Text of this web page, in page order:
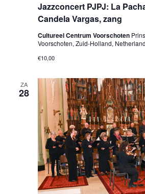
Jazzconcert PJPJ: La
Candela Vargas, zang
Cultureel Centrum Voorschoten
Voorschoten, Zuid-Holland,
€10,00
ZA
28